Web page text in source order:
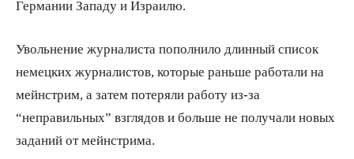
Германии Западу и Израилю.
Увольнение журналиста пополнило длинный список
немецких журналистов, которые раньше работали на
мейнстрим, а затем потеряли работу из-за
“неправильных” взглядов и больше не получали новых
заданий от мейнстрима.